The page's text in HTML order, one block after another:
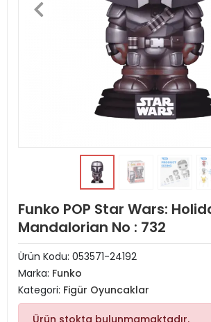
Funko POP Star Wars:
Mandalorian No : 732
Ürün Kodu: 053571-24192
Marka: Funko
Kategori: Figür Oyuncaklar
Ürün stokta bulunmamaktadır.